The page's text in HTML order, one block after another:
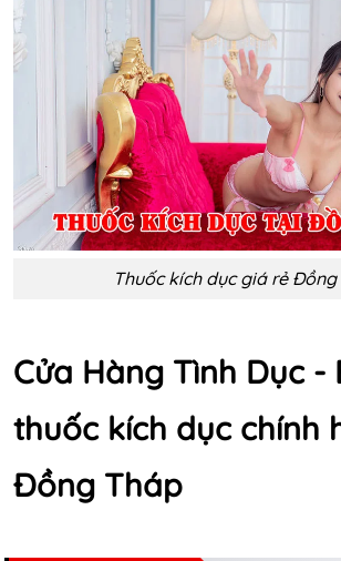
Thuốc kích dục giá rẻ
Cửa Hàng Tình Dục -
thuốc kích dục chính
Đồng Tháp